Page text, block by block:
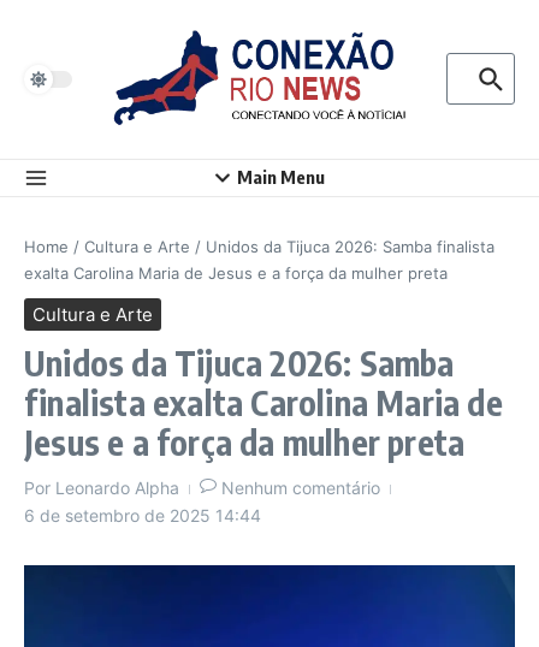
Procurar
Main Menu
Home / Cultura e Arte / Unidos da Tijuca 2026: Samba finalista
exalta Carolina Maria de Jesus e a força da mulher preta
Cultura e Arte
Unidos da Tijuca 2026: Samba
finalista exalta Carolina Maria de
Jesus e a força da mulher preta
Por Leonardo Alpha
Nenhum comentário
6 de setembro de 2025 14:44